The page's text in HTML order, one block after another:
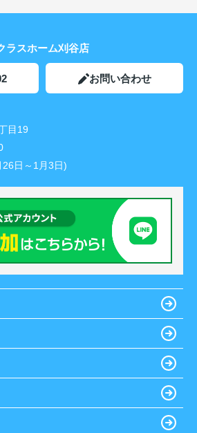
ラスホーム刈谷店
お問い合わせ
目19
日～1月3日)